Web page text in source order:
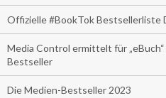
Offizielle #BookTok Bestsellerliste
Media Control ermittelt für „eBuch“
Bestseller
Die Medien-Bestseller 2023